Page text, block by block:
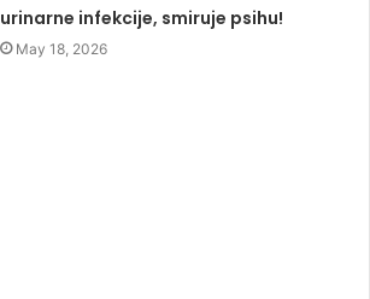
urinarne infekcije, smiruje psihu!
May 18, 2026